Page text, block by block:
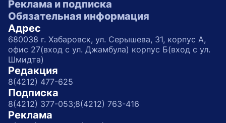
Реклама и подписка
Обязательная информация
Адрес
680038 г. Хабаровск, ул. Серышева, 31, корпус А,
офис 27(вход с ул. Джамбула) корпус Б(вход с ул.
Шмидта)
Редакция
8(4212) 477-625
Подписка
8(4212) 377-053;8(4212) 763-416
Реклама